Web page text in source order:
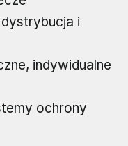
i
indywidualne
ochrony